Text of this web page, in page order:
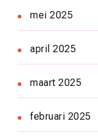
mei 2025
april 2025
maart 2025
februari 2025